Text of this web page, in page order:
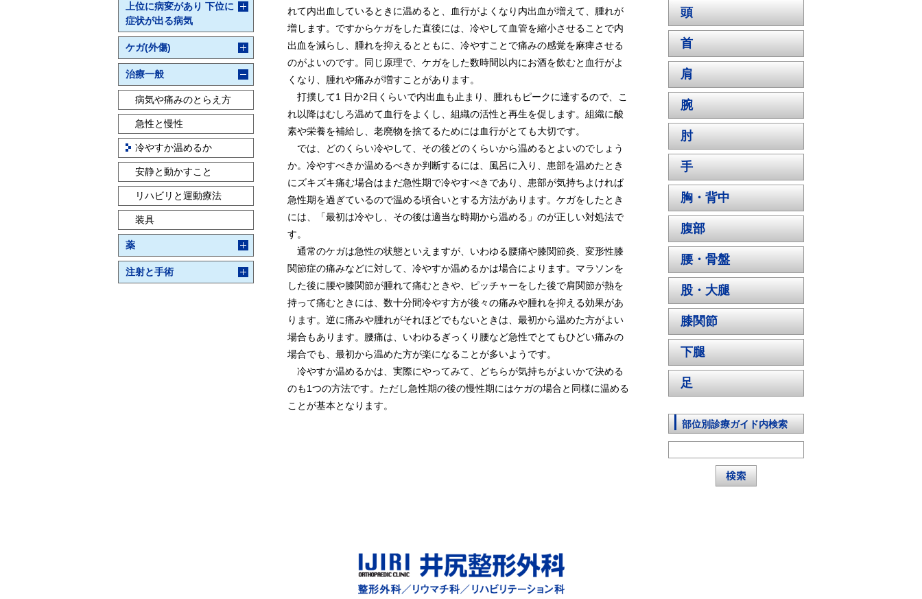
上位に病変があり 下位に
症状が出る病気
ケガ(外傷)
治療一般
病気や痛みのとらえ方
急性と慢性
冷やすか温めるか
安静と動かすこと
リハビリと運動療法
装具
薬
注射と手術
れて内出血しているときに温めると、血行がよくなり内出血が増えて、腫れが
増します。ですからケガをした直後には、冷やして血管を縮小させることで内
出血を減らし、腫れを抑えるとともに、冷やすことで痛みの感覚を麻痺させる
のがよいのです。同じ原理で、ケガをした数時間以内にお酒を飲むと血行がよ
くなり、腫れや痛みが増すことがあります。
打撲して1 日か2日くらいで内出血も止まり、腫れもピークに達するので、こ
れ以降はむしろ温めて血行をよくし、組織の活性と再生を促します。組織に酸
素や栄養を補給し、老廃物を捨てるためには血行がとても大切です。
では、どのくらい冷やして、その後どのくらいから温めるとよいのでしょう
か。冷やすべきか温めるべきか判断するには、風呂に入り、患部を温めたとき
にズキズキ痛む場合はまだ急性期で冷やすべきであり、患部が気持ちよければ
急性期を過ぎているので温める頃合いとする方法があります。ケガをしたとき
には、「最初は冷やし、その後は適当な時期から温める」のが正しい対処法で
す。
通常のケガは急性の状態といえますが、いわゆる腰痛や膝関節炎、変形性膝
関節症の痛みなどに対して、冷やすか温めるかは場合によります。マラソンを
した後に腰や膝関節が腫れて痛むときや、ピッチャーをした後で肩関節が熱を
持って痛むときには、数十分間冷やす方が後々の痛みや腫れを抑える効果があ
ります。逆に痛みや腫れがそれほどでもないときは、最初から温めた方がよい
場合もあります。腰痛は、いわゆるぎっくり腰など急性でとてもひどい痛みの
場合でも、最初から温めた方が楽になることが多いようです。
冷やすか温めるかは、実際にやってみて、どちらが気持ちがよいかで決める
のも1つの方法です。ただし急性期の後の慢性期にはケガの場合と同様に温める
ことが基本となります。
頭
首
肩
腕
肘
手
胸・背中
腹部
腰・骨盤
股・大腿
膝関節
下腿
足
部位別診療ガイド内検索